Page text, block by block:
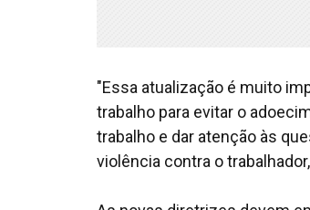
"Essa atualização é muito
trabalho para evitar o
trabalho e dar atenção às
violência contra o